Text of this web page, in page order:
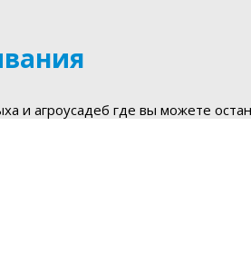
и агроусадеб где вы можете